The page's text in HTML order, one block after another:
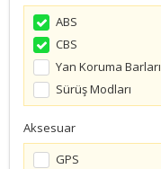
ABS
CBS
Yan Koruma Barları
Sürüş Modları
Aksesuar
GPS